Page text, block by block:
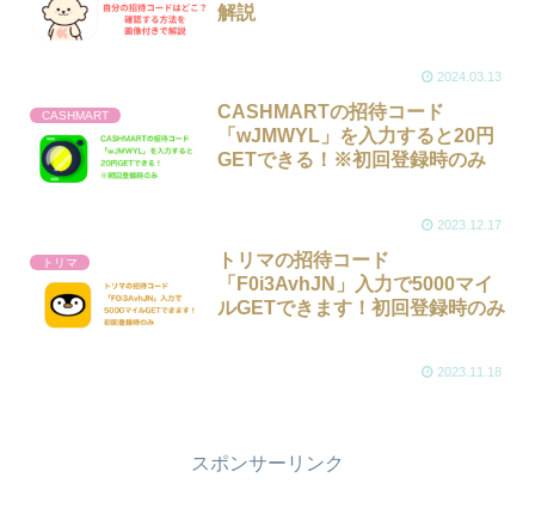
解説
2024.03.13
CASHMART
CASHMARTの招待コード
「wJMWYL」を入力すると20円
GETできる！※初回登録時のみ
2023.12.17
トリマ
トリマの招待コード
「F0i3AvhJN」入力で5000マイ
ルGETできます！初回登録時のみ
2023.11.18
スポンサーリンク